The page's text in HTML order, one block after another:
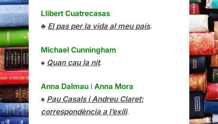
Llibert Cuatrecasas
♣ El pas per la vida al meu país.
Michael Cunningham
♠ Quan cau la nit.
Anna Dalmau i Anna Mora
♠ Pau Casals i Andreu Claret:
correspondència a l’exili.